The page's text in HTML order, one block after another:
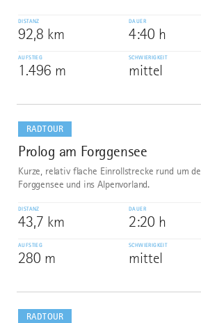
DISTANZ
92,8 km
DAUER
4:40 h
AUFSTIEG
1.496 m
SCHWIERIGKEIT
mittel
RADTOUR
8
Prolog am Forggensee
Kurze, relativ flache Einrollstrecke rund um
Forggensee und ins Alpenvorland.
DISTANZ
43,7 km
DAUER
2:20 h
AUFSTIEG
280 m
SCHWIERIGKEIT
mittel
dazu
RADTOUR
dazu